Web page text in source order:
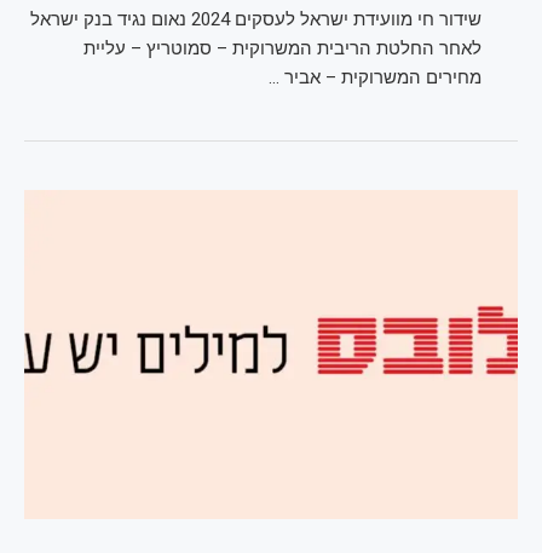
שידור חי מוועידת ישראל לעסקים 2024 נאום נגיד בנק ישראל
לאחר החלטת הריבית המשרוקית – סמוטריץ – עליית
מחירים המשרוקית – אביר …